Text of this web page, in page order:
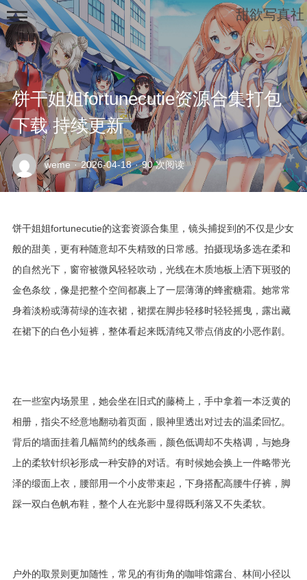
饼干姐姐fortunecutie资源合集打包
下载 持续更新
weme · 2026-04-18 · 90 次阅读
饼干姐姐fortunecutie的这套资源合集里，镜头捕捉到的不仅是少女
般的甜美，更有种随意却不失精致的日常感。拍摄现场多选在柔和
的自然光下，窗帘被微风轻轻吹动，光线在木质地板上洒下斑驳的
金色条纹，像是把整个空间都裹上了一层薄薄的蜂蜜糖霜。她常常
身着淡粉或薄荷绿的连衣裙，裙摆在脚步轻移时轻轻摇曳，露出藏
在裙下的白色小短裤，整体看起来既清纯又带点俏皮的小恶作剧。
在一些室内场景里，她会坐在旧式的藤椅上，手中拿着一本泛黄的
相册，指尖不经意地翻动着页面，眼神里透出对过去的温柔回忆。
背后的墙面挂着几幅简约的线条画，颜色低调却不失格调，与她身
上的柔软针织衫形成一种安静的对话。有时候她会换上一件略带光
泽的缎面上衣，腰部用一个小皮带束起，下身搭配高腰牛仔裤，脚
踩一双白色帆布鞋，整个人在光影中显得既利落又不失柔软。
户外的取景则更加随性，常见的有街角的咖啡馆露台、林间小径以
甜欲写真社
示
例
面